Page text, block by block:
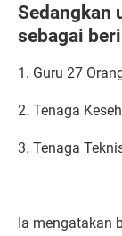
Sedangkan
sebagai
1. Guru 27
2. Tenaga
3. Tenaga
Ia mengatakan